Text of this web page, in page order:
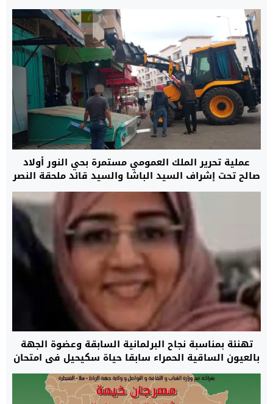
عملية تحرير الملك العمومي مستمرة بحي النور أولاد
صالح تحت إشراف السيد الباشا والسيد قائد ملحقة النصر
فيگتوريا
تهنئة بمناسبة نجاح البرلمانية السابقة وعضوة الجهة
بالعيون الساقية الحمراء سابقا حياة سكيحيل في امتحان
الادماج الخاص بوزارة العدل كإطار منتدب قضائي